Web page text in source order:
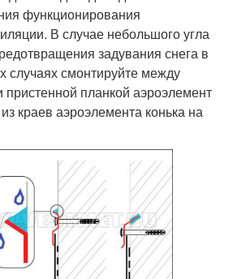
функционирования
В случае небольшого угла
задувания снега в
случаях смонтируйте между
планкой аэроэлемент
краев аэроэлемента конька на